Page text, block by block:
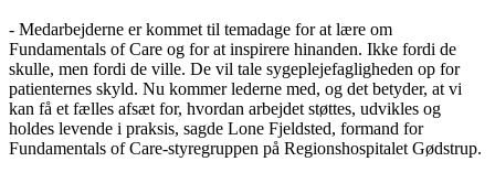
- Medarbejderne er kommet til temadage for at lære om
Fundamentals of Care og for at inspirere hinanden. Ikke fordi de
skulle, men fordi de ville. De vil tale sygeplejefagligheden op for
patienternes skyld. Nu kommer lederne med, og det betyder, at vi
kan få et fælles afsæt for, hvordan arbejdet støttes, udvikles og
holdes levende i praksis, sagde Lone Fjeldsted, formand for
Fundamentals of Care-styregruppen på Regionshospitalet Gødstrup.